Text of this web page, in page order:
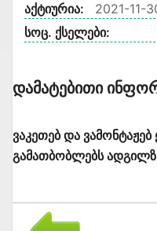
აქტიურია:
2021-11-
სოც. ქსელები:
Დამატებითი
ვაკეთებ და ვამონტაჟებ
გამათბობლებს